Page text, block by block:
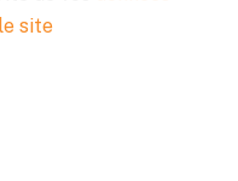
site